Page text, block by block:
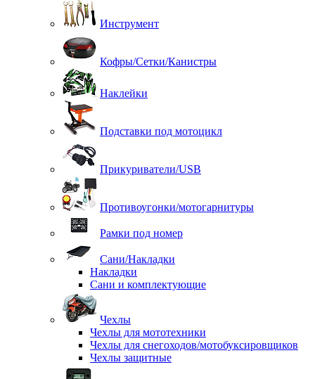
Инструмент
Кофры/Сетки/Канистры
Наклейки
Подставки под мотоцикл
Прикуриватели/USB
Противоугонки/мотогарнитуры
Рамки под номер
Сани/Накладки
Накладки
Сани и комплектующие
Чехлы
Чехлы для мототехники
Чехлы для снегоходов/мотобуксировщиков
Чехлы защитные